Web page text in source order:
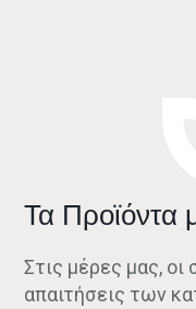
Τα Προϊόντα
Στις μέρες μας, οι
απαιτήσεις των